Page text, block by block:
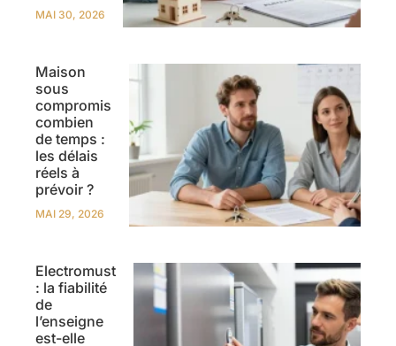
MAI 30, 2026
Maison
sous
compromis
combien
de temps :
les délais
réels à
prévoir ?
MAI 29, 2026
Electromust
: la fiabilité
de
l’enseigne
est-elle